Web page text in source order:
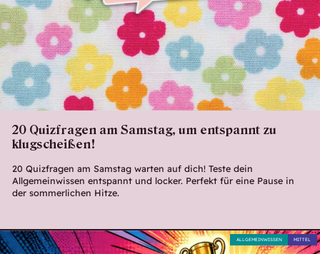
20 Quizfragen am Samstag, um entspannt zu
klugscheißen!
20 Quizfragen am Samstag warten auf dich! Teste dein
Allgemeinwissen entspannt und locker. Perfekt für eine Pause in
der sommerlichen Hitze.
MITTEL
ALLGEMEINWISSEN